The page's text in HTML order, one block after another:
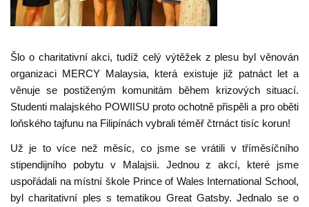
Šlo o charitativní akci, tudíž celý výtěžek z plesu byl věnován
organizaci MERCY Malaysia, která existuje již patnáct let a
věnuje se postiženým komunitám během krizových situací.
Studenti malajského POWIISU proto ochotně přispěli a pro oběti
loňského tajfunu na Filipínách vybrali téměř čtrnáct tisíc korun!
Už je to více než měsíc, co jsme se vrátili v tříměsíčního
stipendijního pobytu v Malajsii. Jednou z akcí, které jsme
uspořádali na místní škole Prince of Wales International School,
byl charitativní ples s tematikou Great Gatsby. Jednalo se o